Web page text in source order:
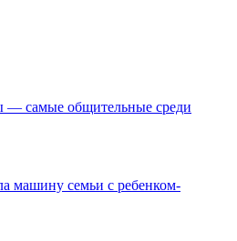
самые общительные среди
машину семьи с ребенком-